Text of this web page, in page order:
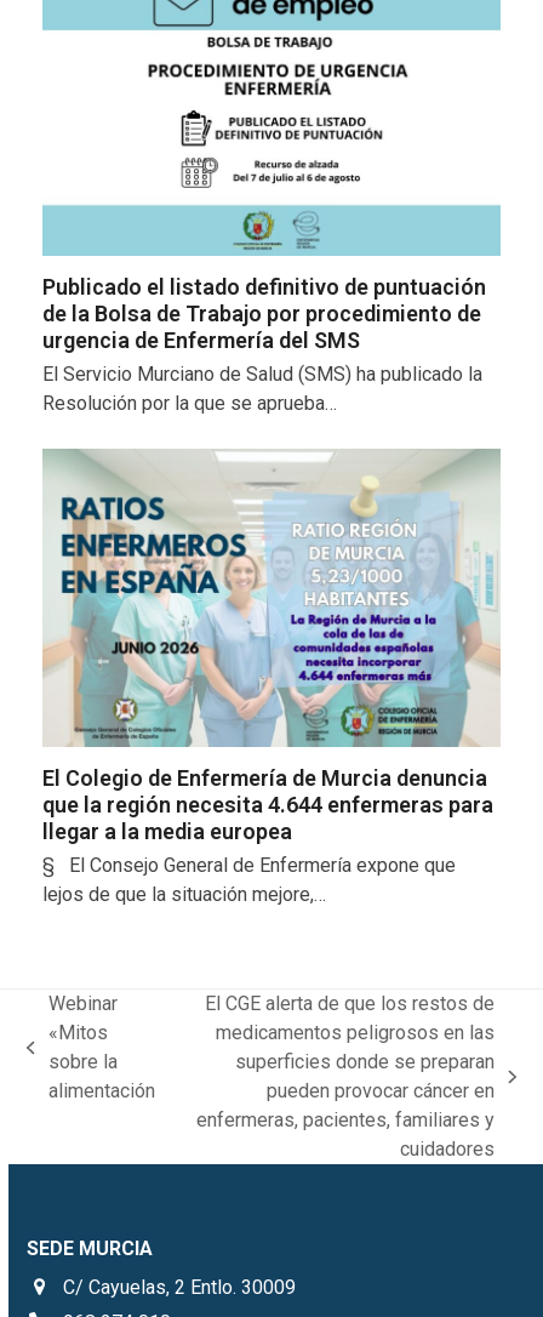
Publicado el listado definitivo de puntuación
de la Bolsa de Trabajo por procedimiento de
urgencia de Enfermería del SMS
El Servicio Murciano de Salud (SMS) ha publicado la
Resolución por la que se aprueba…
El Colegio de Enfermería de Murcia denuncia
que la región necesita 4.644 enfermeras para
llegar a la media europea
§ El Consejo General de Enfermería expone que
lejos de que la situación mejore,…
previous
post:
Webinar
«Mitos
sobre la
alimentación
post:
El CGE alerta de que los restos de
medicamentos peligrosos en las
superficies donde se preparan
pueden provocar cáncer en
enfermeras, pacientes, familiares y
cuidadores
SEDE MURCIA
C/ Cayuelas, 2 Entlo. 30009